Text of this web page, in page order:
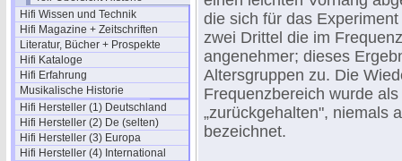
Hifi Wissen und Technik
Hifi Magazine + Zeitschriften
Literatur, Bücher + Prospekte
Hifi Kataloge
Hifi Erfahrung
Musikalische Historie
Hifi Hersteller (1) Deutschland
Hifi Hersteller (2) De (selten)
Hifi Hersteller (3) Europa
Hifi Hersteller (4) International
die sich für das
zwei Drittel die im
angenehmer; dieses
Altersgruppen zu. Die
Frequenzbereich wurde
„zurückgehalten", niemals
bezeichnet.